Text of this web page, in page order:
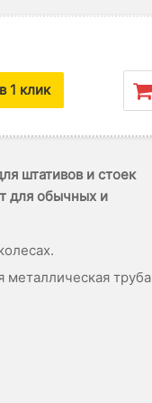
1 клик
штативов и стоек
для обычных и
труба